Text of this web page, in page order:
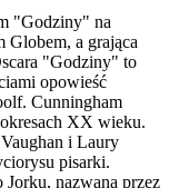
"Godziny" na
Globem, a grająca
"Godziny" to
opowieść
Cunningham
XX wieku.
i Laury
pisarki.
Jorku, nazwana przez